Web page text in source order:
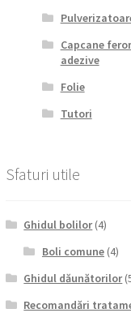
Capcane
adezive
Folie
Tutori
Sfaturi utile
Ghidul bolilor(4)
Boli comune(4)
Ghidul dăunătorilor
Recomandări